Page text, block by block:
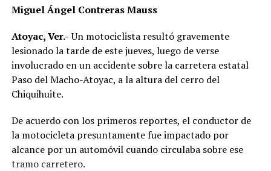
Miguel Ángel Contreras Mauss
Atoyac, Ver.-Un motociclista resultó gravemente
lesionado la tarde de este jueves, luego de verse
involucrado en un accidente sobre la carretera estatal
Paso del Macho-Atoyac, a la altura del cerro del
Chiquihuite.
De acuerdo con los primeros reportes, el conductor de
la motocicleta presuntamente fue impactado por
alcance por un automóvil cuando circulaba sobre ese
tramo carretero.